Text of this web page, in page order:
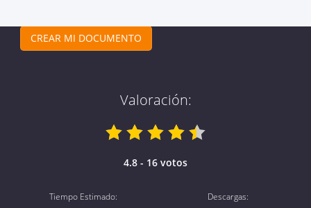
CREAR MI DOCUMENTO
Valoración:
4.8 - 16 votos
Tiempo Estimado: Descargas: